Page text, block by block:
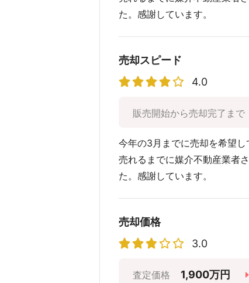
た。感謝しています。
売却スピード
4.0
販売開始から売却完了まで
今年の3月までに売却を希望し
売れるまでに媒介不動産業者
た。感謝しています。
売却価格
3.0
査定価格 1,900万円